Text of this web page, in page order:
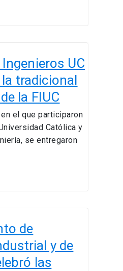
UC
tradicional
la FIUC
el que participaron
Católica y
se entregaron
de
y de
las